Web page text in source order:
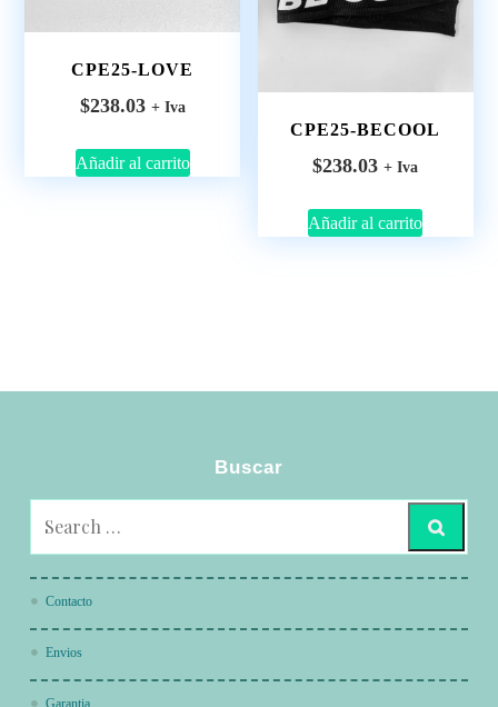
CPE25-LOVE
$238.03 + Iva
Añadir al carrito
CPE25-BECOOL
$238.03 + Iva
Añadir al carrito
Buscar
Contacto
Envios
Garantia